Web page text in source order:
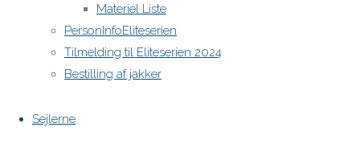
Materiel Liste
PersonInfoEliteserien
Tilmelding til Eliteserien 2024
Bestilling af jakker
Sejlerne